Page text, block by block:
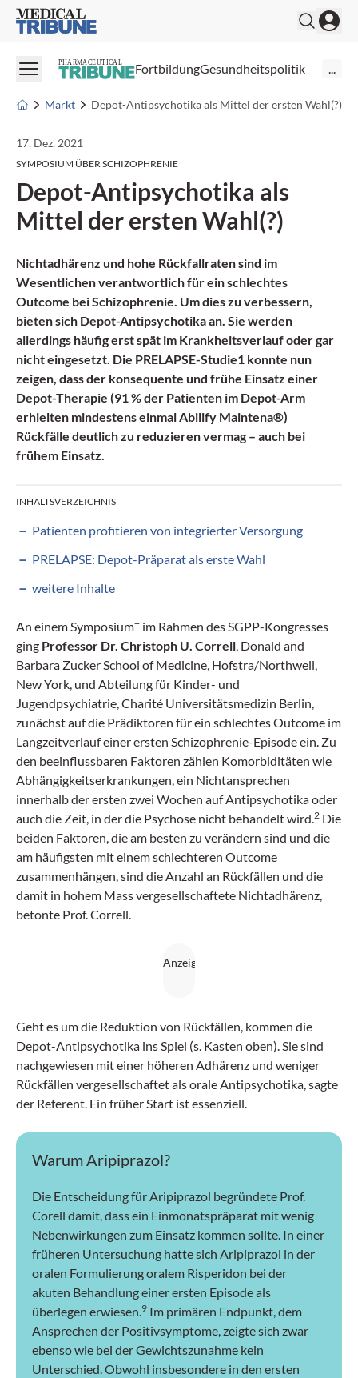
Medical Tribune
PHARMACEUTICAL FortbildungGesundheitspolitik ...
Markt Depot-Antipsychotika als Mittel der ersten Wahl(?)
17. Dez. 2021
SYMPOSIUM ÜBER SCHIZOPHRENIE
Depot-Antipsychotika als
Mittel der ersten Wahl(?)
Nichtadhärenz und hohe Rückfallraten sind im
Wesentlichen verantwortlich für ein schlechtes
Outcome bei Schizophrenie. Um dies zu verbessern,
bieten sich Depot-Antipsychotika an. Sie werden
allerdings häufig erst spät im Krankheitsverlauf oder gar
nicht eingesetzt. Die PRELAPSE-Studie1 konnte nun
zeigen, dass der konsequente und frühe Einsatz einer
Depot-Therapie (91 % der Patienten im Depot-Arm
erhielten mindestens einmal Abilify Maintena®)
Rückfälle deutlich zu reduzieren vermag – auch bei
frühem Einsatz.
INHALTSVERZEICHNIS
Patienten profitieren von integrierter Versorgung
PRELAPSE: Depot-Präparat als erste Wahl
weitere Inhalte
An einem Symposium+ im Rahmen des SGPP-Kongresses
ging Professor Dr. Christoph U. Correll , Donald and
Barbara Zucker School of Medicine, Hofstra/Northwell,
New York, und Abteilung für Kinder- und
Jugendpsychiatrie, Charité Universitätsmedizin Berlin,
zunächst auf die Prädiktoren für ein schlechtes Outcome im
Langzeitverlauf einer ersten Schizophrenie-Episode ein. Zu
den beeinflussbaren Faktoren zählen Komorbiditäten wie
Abhängigkeitserkrankungen, ein Nichtansprechen
innerhalb der ersten zwei Wochen auf Antipsychotika oder
auch die Zeit, in der die Psychose nicht behandelt wird. 2 Die
beiden Faktoren, die am besten zu verändern sind und die
am häufigsten mit einem schlechteren Outcome
zusammenhängen, sind die Anzahl an Rückfällen und die
damit in hohem Mass vergesellschaftete Nichtadhärenz,
betonte Prof. Correll.
Geht es um die Reduktion von Rückfällen, kommen die
Depot-Antipsychotika ins Spiel (s. Kasten oben). Sie sind
nachgewiesen mit einer höheren Adhärenz und weniger
Rückfällen vergesellschaftet als orale Antipsychotika, sagte
der Referent. Ein früher Start ist essenziell.
Warum Aripiprazol?
Die Entscheidung für Aripiprazol begründete Prof.
Corell damit, dass ein Einmonatspräparat mit wenig
Nebenwirkungen zum Einsatz kommen sollte. In einer
früheren Untersuchung hatte sich Aripiprazol in der
oralen Formulierung oralem Risperidon bei der
akuten Behandlung einer ersten Episode als
überlegen erwiesen. 9 Im primären Endpunkt, dem
Ansprechen der Positivsymptome, zeigte sich zwar
ebenso wie bei der Gewichtszunahme kein
Unterschied. Obwohl insbesondere in den ersten